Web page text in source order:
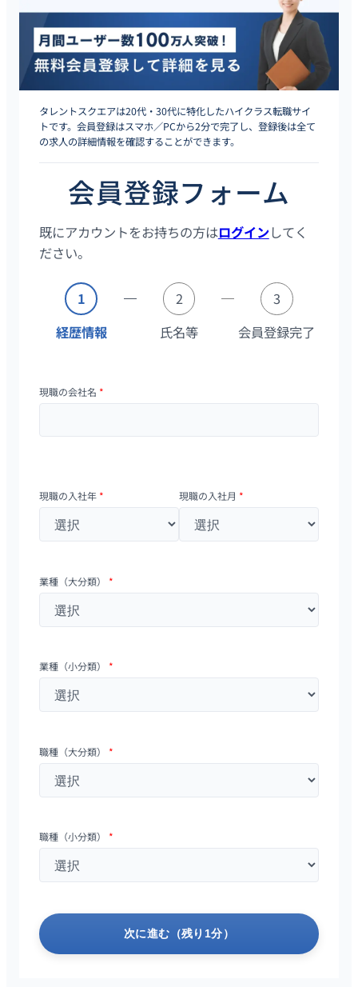
タレントスクエアは20代・30代に特化したハイクラス転職サイ
トです。会員登録はスマホ／PCから2分で完了し、登録後は全て
の求人の詳細情報を確認することができます。
会員登録フォーム
既にアカウントをお持ちの方はログインしてく
ださい。
1
経歴情報
2
氏名等
3
会員登録完了
現職の会社名 *
現職の入社年 * 現職の入社月 *
業種（大分類） *
業種（小分類） *
職種（大分類） *
職種（小分類） *
次に進む（残り1分）